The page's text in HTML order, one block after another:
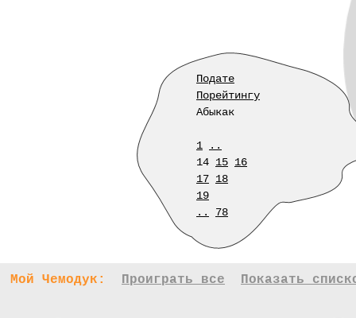
Подате
Порейтингу
Абыкак
1
..
14 15 16
17 18
19
..
78
Мой Чемодук: Проиграть все Показать